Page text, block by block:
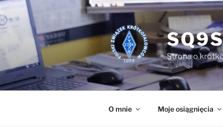
Przejdź
do
treści
Strona o
O mnie Moje osiągnięcia